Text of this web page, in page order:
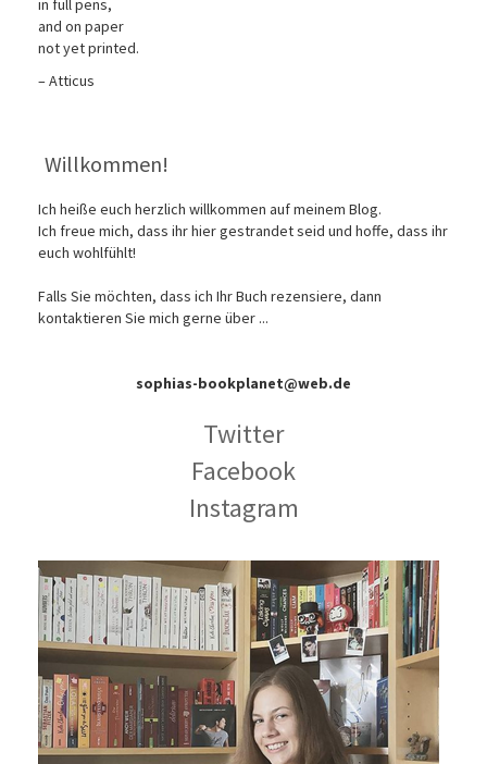
in full pens,
and on paper
not yet printed.
– Atticus
Willkommen!
Ich heiße euch herzlich willkommen auf meinem Blog.
Ich freue mich, dass ihr hier gestrandet seid und hoffe, dass ihr
euch wohlfühlt!
Falls Sie möchten, dass ich Ihr Buch rezensiere, dann
kontaktieren Sie mich gerne über ...
sophias-bookplanet@web.de
Twitter
Facebook
Instagram